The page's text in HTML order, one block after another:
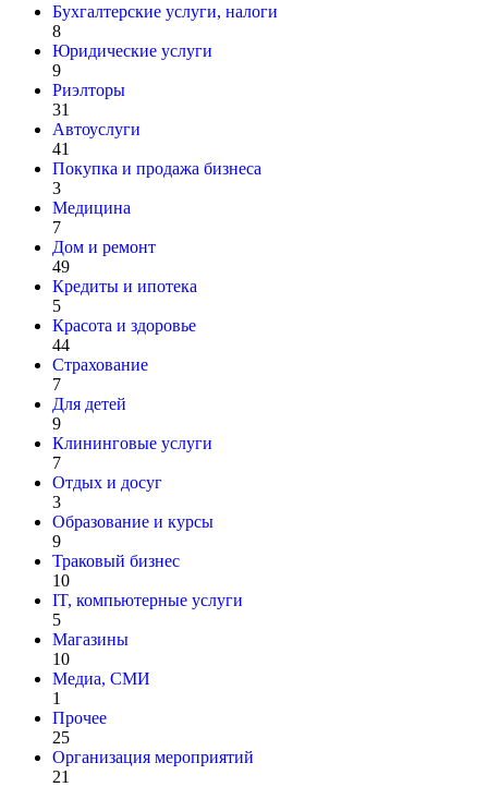
Бухгалтерские услуги, налоги
8
Юридические услуги
9
Риэлторы
31
Автоуслуги
41
Покупка и продажа бизнеса
3
Медицина
7
Дом и ремонт
49
Кредиты и ипотека
5
Красота и здоровье
44
Страхование
7
Для детей
9
Клининговые услуги
7
Отдых и досуг
3
Образование и курсы
9
Траковый бизнес
10
IT, компьютерные услуги
5
Магазины
10
Медиа, СМИ
1
Прочее
25
Организация мероприятий
21